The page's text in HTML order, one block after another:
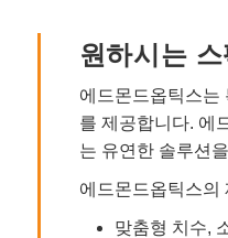
원하시는
에드몬드옵틱스는
를 제공합니다. 에
는 유연한 솔루션
에드몬드옵틱스의
맞춤형 치수,